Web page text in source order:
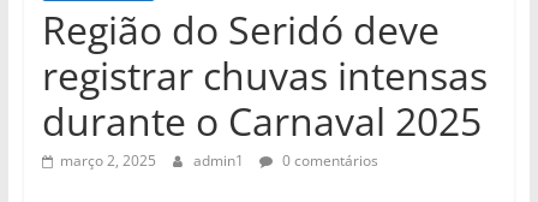
Região do Seridó deve
registrar chuvas intensas
durante o Carnaval 2025
março 2, 2025 admin1 0 comentários